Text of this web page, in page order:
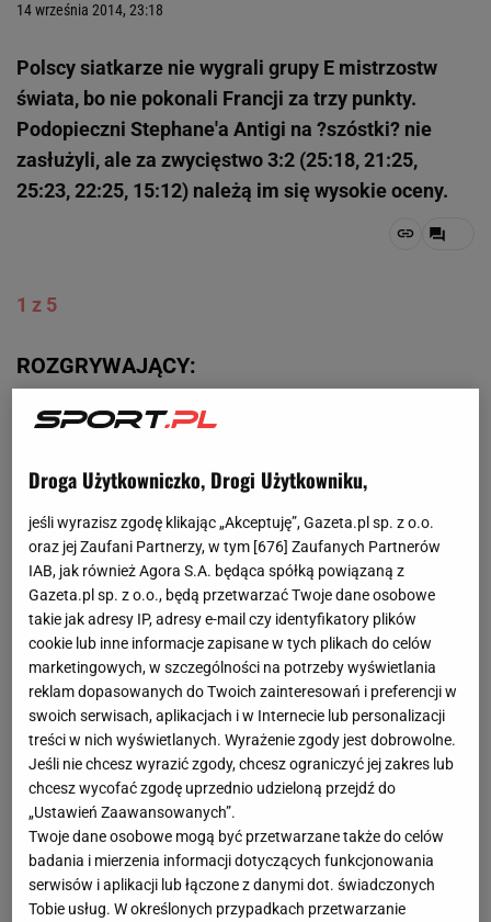
14 września 2014, 23:18
Polscy siatkarze nie wygrali grupy E mistrzostw
świata, bo nie pokonali Francji za trzy punkty.
Podopieczni Stephane'a Antigi na ?szóstki? nie
zasłużyli, ale za zwycięstwo 3:2 (25:18, 21:25,
25:23, 22:25, 15:12) należą im się wysokie oceny.
1 z 5
ROZGRYWAJĄCY:
Zawodników oceniamy w szkolnej skali 1-6, gdzie 1
składzie i bardzo szybko zaczął rządzić. Do stanu 5:5
dał zdobyć punkty Kłosowi i Nowakowskiemu,
Wlazłemu i Mice z drugiej linii, a więc grał z
wykorzystaniem wszystkich opcji. W końcówce
trzeciego seta zaserwował dwa asy, bardzo pomagając
drużynie wygrać. Dobry mecz młodszego z naszych
rozgrywających.
Paweł Zagumny - 3+Wszedł przy stanie 11:16 w
drugim secie. I od razu wyczyścił siatkę Kubiakowi na
atak z drugiej linii. To była kosmiczna akcja. Kilka
kolejnych też rozegrał znakomicie, a kiwką zdobył
punkt na 18:19. Niestety, kiedy zacięli się koledzy,
Droga Użytkowniczko, Drogi Użytkowniku,
jeśli wyrazisz zgodę klikając „Akceptuję”, Gazeta.pl sp. z o.o.
oraz jej Zaufani Partnerzy, w tym [676] Zaufanych Partnerów
IAB, jak również Agora S.A. będąca spółką powiązaną z
Gazeta.pl sp. z o.o., będą przetwarzać Twoje dane osobowe
takie jak adresy IP, adresy e-mail czy identyfikatory plików
cookie lub inne informacje zapisane w tych plikach do celów
marketingowych, w szczególności na potrzeby wyświetlania
reklam dopasowanych do Twoich zainteresowań i preferencji w
swoich serwisach, aplikacjach i w Internecie lub personalizacji
treści w nich wyświetlanych. Wyrażenie zgody jest dobrowolne.
Jeśli nie chcesz wyrazić zgody, chcesz ograniczyć jej zakres lub
chcesz wycofać zgodę uprzednio udzieloną przejdź do
„Ustawień Zaawansowanych”.
Twoje dane osobowe mogą być przetwarzane także do celów
badania i mierzenia informacji dotyczących funkcjonowania
serwisów i aplikacji lub łączone z danymi dot. świadczonych
Tobie usług. W określonych przypadkach przetwarzanie